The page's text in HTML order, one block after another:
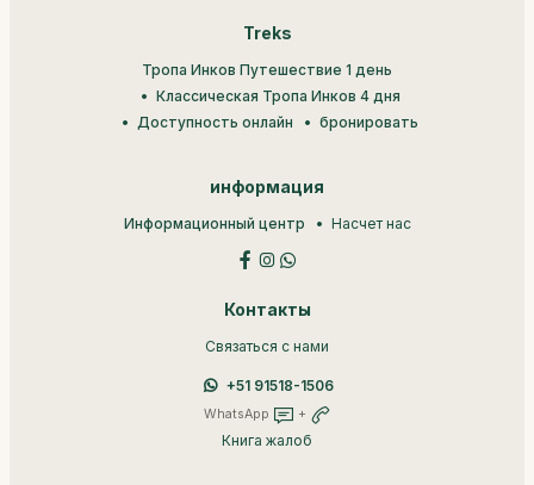
Treks
Тропа Инков Путешествие 1 день
Классическая Тропа Инков 4 дня
Доступность онлайн
бронировать
информация
Информационный центр Насчет нас
Контакты
Связаться с нами
+51 91518-1506
WhatsApp +
Книга жалоб